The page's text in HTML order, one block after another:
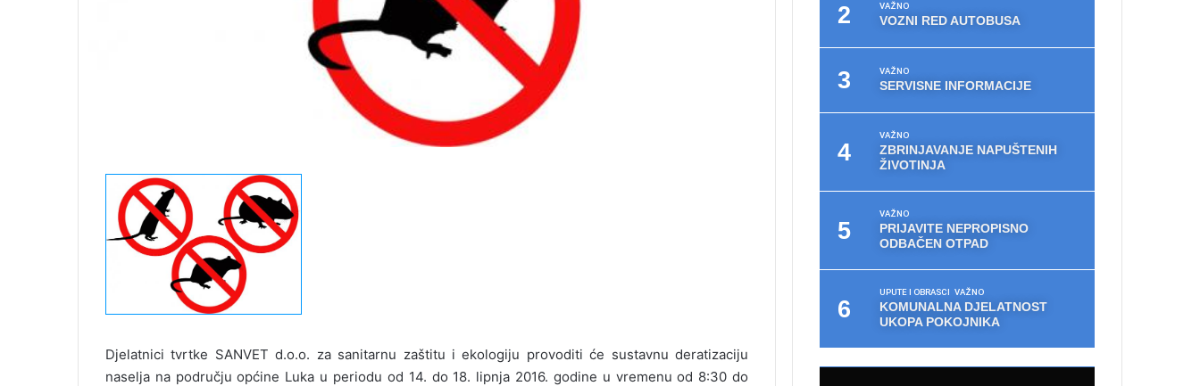
Djelatnici tvrtke SANVET d.o.o. za sanitarnu zaštitu i ekologiju provoditi će sustavnu deratizaciju
naselja na području općine Luka u periodu od 14. do 18. lipnja 2016. godine u vremenu od 8:30 do
VAŽNO
VOZNI RED AUTOBUSA
VAŽNO
SERVISNE INFORMACIJE
VAŽNO
ZBRINJAVANJE NAPUŠTENIH
ŽIVOTINJA
VAŽNO
PRIJAVITE NEPROPISNO
ODBAČEN OTPAD
UPUTE I OBRASCI VAŽNO
KOMUNALNA DJELATNOST
UKOPA POKOJNIKA